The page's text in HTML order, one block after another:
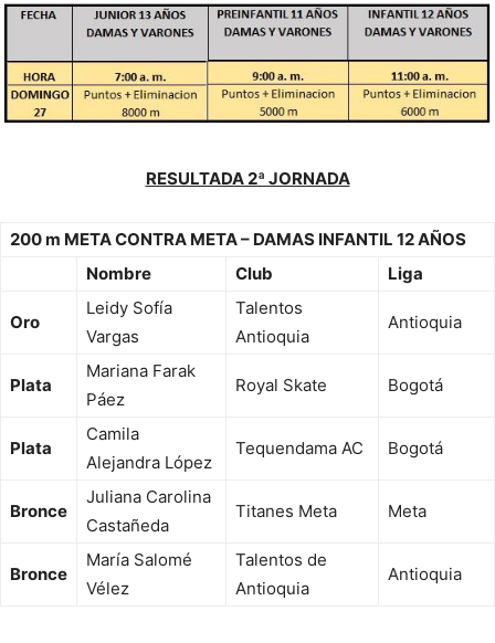
RESULTADA 2ª JORNADA
200 m META CONTRA META – DAMAS INFANTIL 12 AÑOS
Nombre
Club Liga
Oro
Leidy Sofía
Vargas
Talentos
Antioquia
Antioquia
Plata
Mariana Farak
Páez
Royal Skate Bogotá
Plata
Camila
Alejandra López
Tequendama AC Bogotá
Bronce
Juliana Carolina
Castañeda
Titanes Meta Meta
Bronce
María Salomé
Vélez
Talentos de
Antioquia
Antioquia